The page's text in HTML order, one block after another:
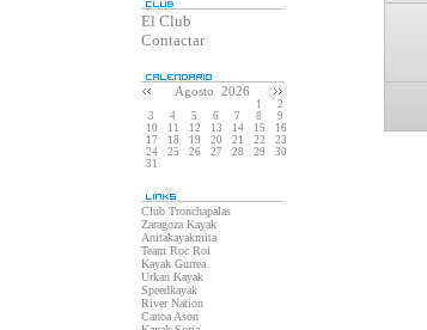
El Club
Contactar
Agosto 2026
1
2
3
4 5 6 7 8
9
10
11 12 13 14 15
16
17
18 19 20 21 22
23
24
25 26 27 28 29
30
31
Club Tronchapalas
Zaragoza Kayak
Anitakayakmita
Team Roc Roi
Kayak Gurrea
Urkan Kayak
Speedkayak
River Nation
Canoa Ason